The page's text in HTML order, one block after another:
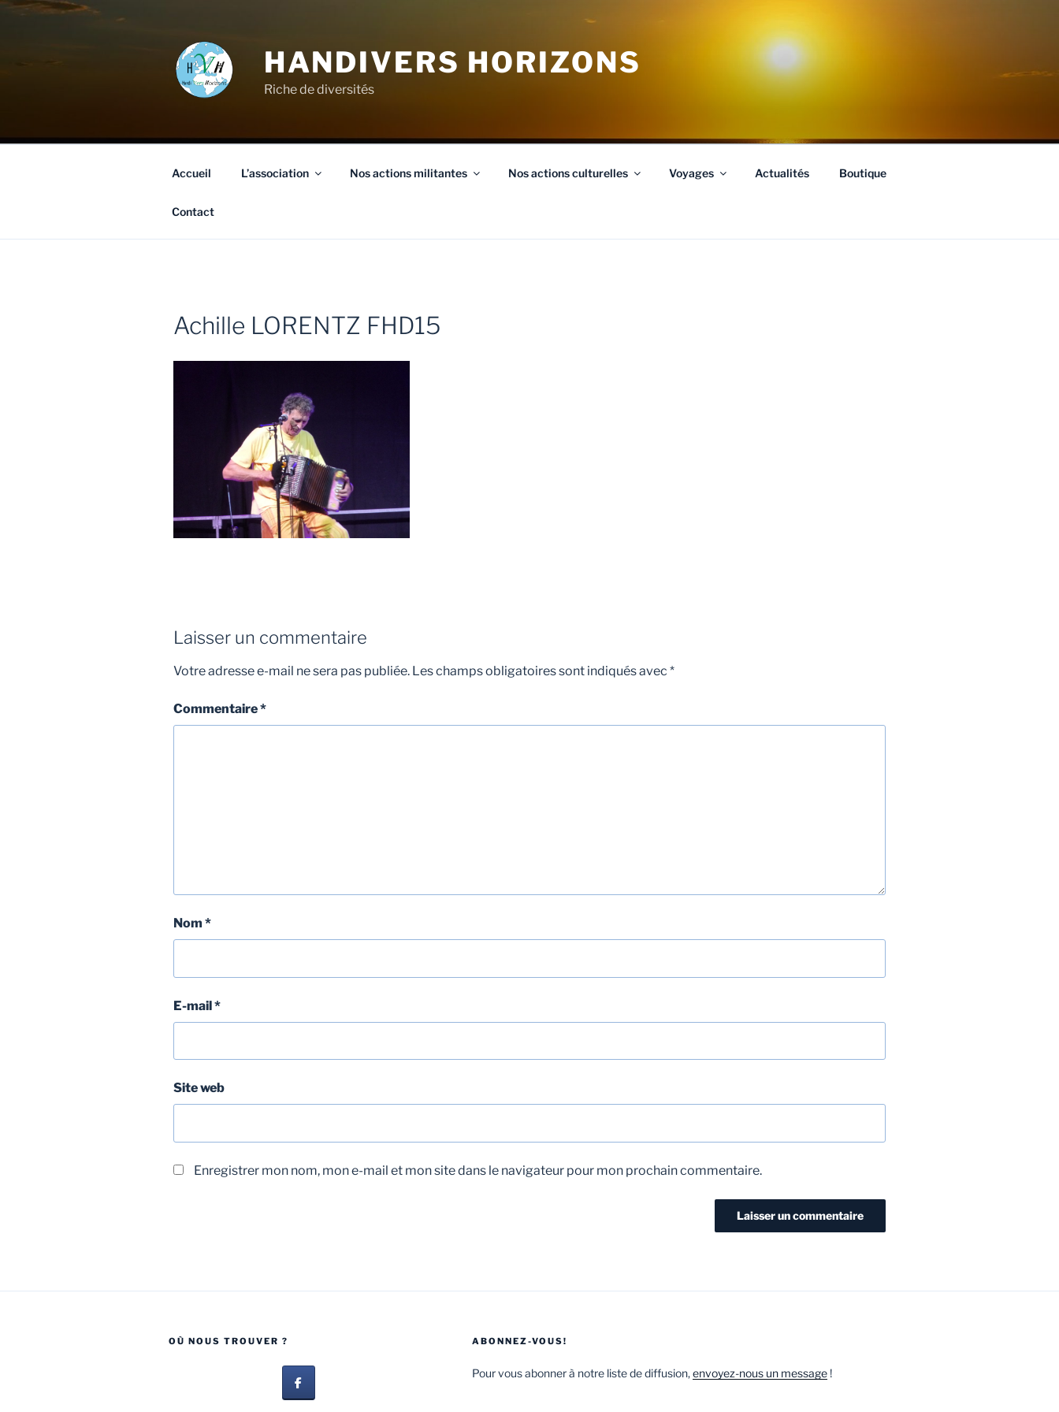
HANDIVERS HORIZONS
Riche de diversités
Accueil L’association Nos actions militantes Nos actions culturelles Voyages Actualités Boutique
Contact
Achille LORENTZ FHD15
Laisser un commentaire
Votre adresse e-mail ne sera pas publiée. Les champs obligatoires sont indiqués avec *
Commentaire*
Nom *
E-mail*
Site web
Enregistrer mon nom, mon e-mail et mon site dans le navigateur pour mon prochain commentaire.
OÙ NOUS TROUVER ? ABONNEZ-VOUS!
Pour vous abonner à notre liste de diffusion,envoyez-nous un message!